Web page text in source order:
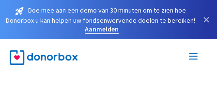
Doe mee aan een demo van 30 minuten om te zien hoe
Donorbox u kan helpen uw fondsenwervende doelen te bereiken!
Aanmelden
×